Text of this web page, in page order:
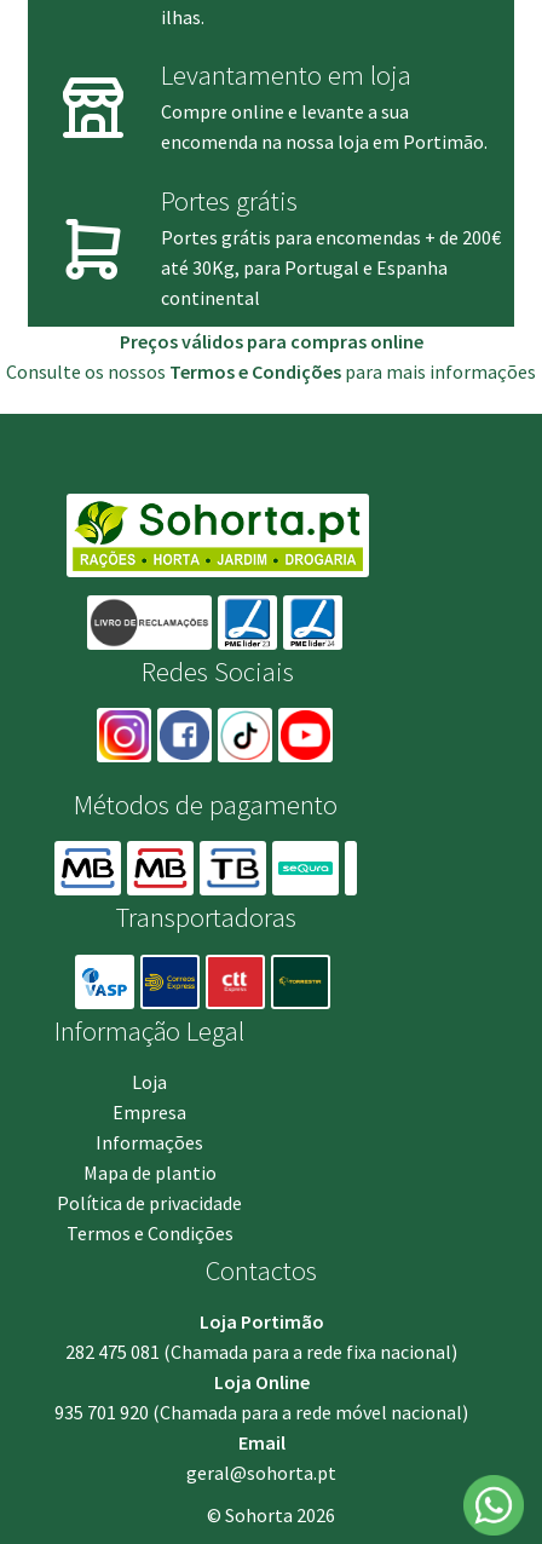
ilhas.
Levantamento em loja
Compre online e levante a sua
encomenda na nossa loja em Portimão.
Portes grátis
Portes grátis para encomendas + de 200€
até 30Kg, para Portugal e Espanha
continental
Preços válidos para compras online
Consulte os nossos Termos e Condições para mais informações
Redes Sociais
Métodos de pagamento
Transportadoras
Informação Legal
Loja
Empresa
Informações
Mapa de plantio
Política de privacidade
Termos e Condições
Contactos
Loja Portimão
282 475 081 (Chamada para a rede fixa nacional)
Loja Online
935 701 920 (Chamada para a rede móvel nacional)
Email
geral@sohorta.pt
© Sohorta 2026